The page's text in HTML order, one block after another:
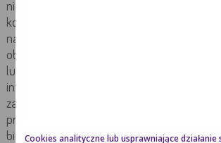
niepokojących objawów. Dopiero na skutek
komórek nowotworowych w okolicy
naciekania na okoliczne tkanki mogą
objawy jak: problemy z oddawaniem
lub zbyt rzadkie oddawanie moczu, a także
intensywności jego oddawania, krew w
zaawansowanych stadiach, gdy dochodzi
procesem nowotworowym kości, mogą
bioder, kręgosłupa czy żeber. Z uwagi na
Cookies analityczne lub usprawniające działanie